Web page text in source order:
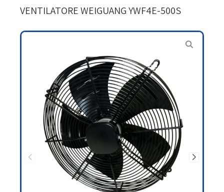
VENTILATORE WEIGUANG YWF4E-500S